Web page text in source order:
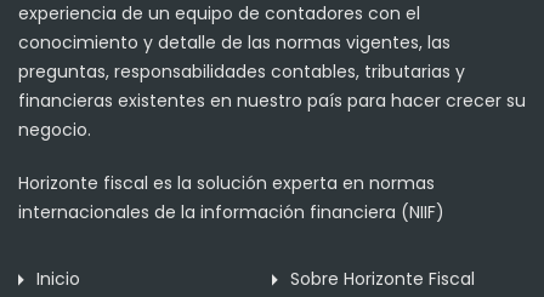
experiencia de un equipo de contadores con el
conocimiento y detalle de las normas vigentes, las
preguntas, responsabilidades contables, tributarias y
financieras existentes en nuestro país para hacer crecer su
negocio.
Horizonte fiscal es la solución experta en normas
internacionales de la información financiera (NIIF)
Inicio Sobre Horizonte Fiscal